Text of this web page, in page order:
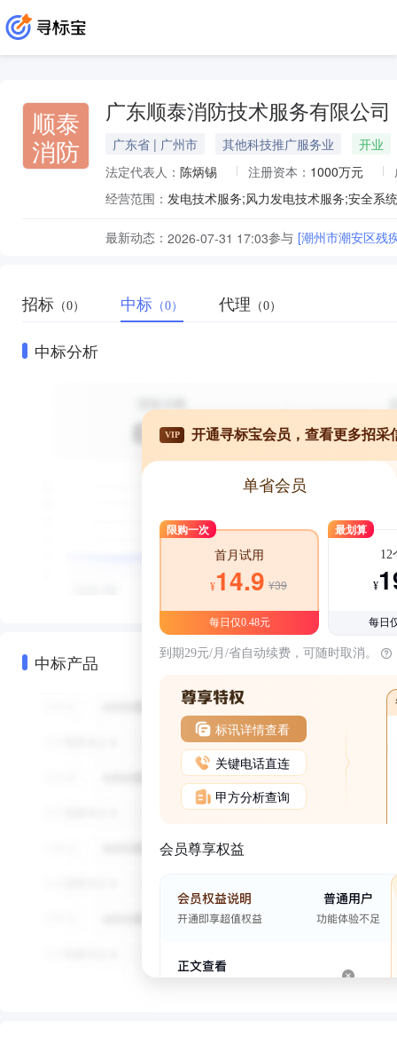
顺泰
消防
广东顺泰消防技术服务有限公司
广东省 | 广州市 其他科技推广服务业
开业
法定代表人： 陈炳锡 注册资本： 1000万元
经营范围：
最新动态： 2026-07-31 17:03参与 [潮州市潮安区残
招标 （0） 中标 （0） 代理 （0）
中标分析
中标产品
VIP 开通寻标宝会员，查看更多招采
单省会员
限购一次
首月试用
¥14.9 ¥39
每日仅0.48元
最划算
12
¥
每日
到期29元/月/省自动续费，可随时取消。
标讯详情查看
关键电话直连
甲方分析查询
会员尊享权益